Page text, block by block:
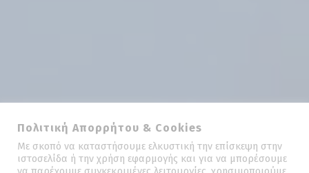
Πολιτική Απορρήτου & Cookies
Με σκοπό να καταστήσουμε ελκυστική την επίσκεψη στην
ιστοσελίδα ή την χρήση εφαρμογής και για να μπορέσουμε